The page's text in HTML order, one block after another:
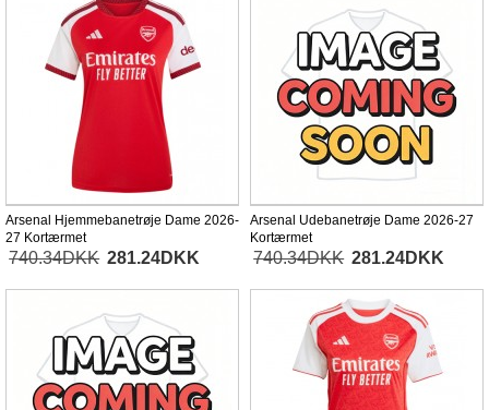
Arsenal Hjemmebanetrøje Dame 2026-
27 Kortærmet
740.34DKK 281.24DKK
Arsenal Udebanetrøje Dame 2026-27
Kortærmet
740.34DKK 281.24DKK